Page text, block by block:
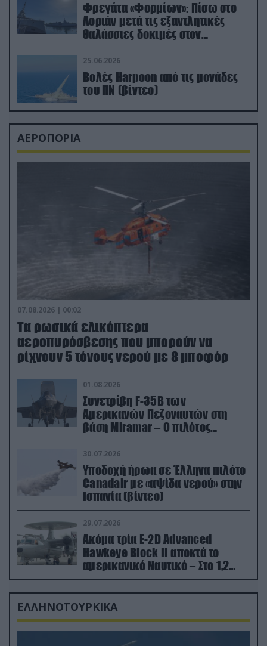
Φρεγάτα «Φορμίων»: Πίσω στο
Λοριάν μετά τις εξαντλητικές
θαλάσσιες δοκιμές στον
απαιτητικό Βισκαϊκό
25.06.2026
Βολές Harpoon από τις μονάδες
του ΠΝ (βίντεο)
ΑΕΡΟΠΟΡΙΑ
07.08.2026 | 00:02
Τα ρωσικά ελικόπτερα
αεροπυρόσβεσης που μπορούν να
ρίχνουν 5 τόνους νερού με 8 μποφόρ
01.08.2026
Συνετρίβη F-35B των
Αμερικανών Πεζοναυτών στη
βάση Miramar – Ο πιλότος
εκτινάχθηκε εγκαίρως
30.07.2026
Υποδοχή ήρωα σε Έλληνα πιλότο
Canadair με «αψίδα νερού» στην
Ισπανία (βίντεο)
29.07.2026
Ακόμα τρία E-2D Advanced
Hawkeye Block II αποκτά το
αμερικανικό Ναυτικό – Στο 1,2
δισ.δολάρια το κόστος
ΕΛΛΗΝΟΤΟΥΡΚΙΚΑ